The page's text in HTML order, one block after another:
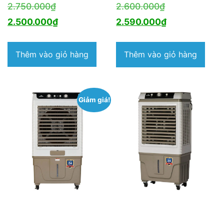
2.750.000₫Giá
gốc
2.750.000₫.
2.500.000₫Giá
tại
là:
Thêm vào giỏ hàng
2.600.000₫Giá
gốc
2.600.000₫.
2.590.000₫Giá
tại
là:
Thêm vào giỏ hàng
Giảm giá!